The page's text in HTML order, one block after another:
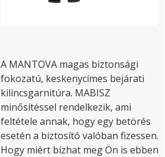
A MANTOVA magas biztonsági
fokozatú, keskenycímes bejárati
kilincsgarnitúra. MABISZ
minősítéssel rendelkezik, ami
feltétele annak, hogy egy betörés
esetén a biztosító valóban fizessen.
Hogy miért bízhat meg Ön is ebben